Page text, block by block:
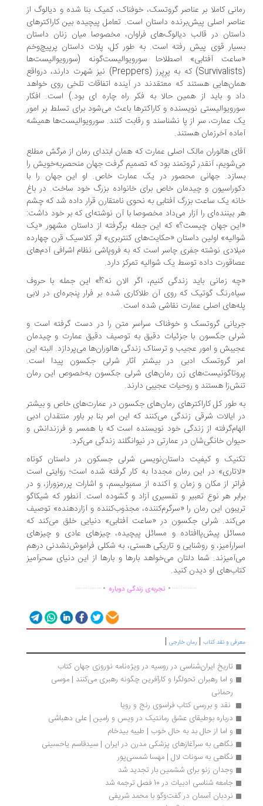
کاملا بر عناصر گروتسک، خوفناک، کمیک بنا شده و دیالوگ از
اصلی پیش‌برنده داستان است. تعامل پیچیده بین کاراکترهای
در قالب دیالوگ‌های فراوان، مخصوصا میان زنان داستان
قوی پیش رفته است. به طور کل، پلات داستان پرپیچ‌وخم
آفتابی» اصطلاحا سورویوالیست‌گونه (سورویوالیست‌‌ها
(Survivalists) که به پرِپِرز (Preppers) نیز شهرت دارند، درواقع
هستند که معتقدند در آینده اتفاقات تلخی روی خواهد
و باید از همین حالا به فکر راه چاره‌ ای بود.) است. افکار
نویسنده و کاراکترها باعث می‌شود برای تسلط بر امور
عمارت، سر از پا نشناسند و رقابت کنند. سورویوالیست‌ها همیشه
آخرزمان هستند.
هالوران مالک اصلی عمارت که همان ابتدای رمان از مرگش مطلع
آنقدر ثروتمند بود که تصمیم گرفت جهان منحصربه‌خویش را
جهانی محصور در یک عمارت خاص. او این جهان را با
و چیدمان خاص برای خانواده بزرگ خود ساخت. در باغ
یک ساعت بزرگ آفتابی به نحوی نامتقارن قرار داده شد که چشم
بیننده‌ای را آزار می‌داد مخصوصا با آن نوشته‌ای که بر خود داشت:
جهان چیست؟» که این جمله برگرفته از داستان مشهور «یک
اولین داستان «حکایت‌های کنتربری» اثر کلاسیک قرن چهارده
نوشته جفری چاسر است که به فروپاشی نظام اشرافی آدم‌های
داده توسط یک شوالیه تمرکز دارد.
زمانی باید زندگی کنیم، اگر الان نه؟!» این جمله با حروف
گوتیک که روی آن طلاکاری شده بر فرار پنجره‌ای در لابی
اصلی عمارت نقاشی شده است.
گروتسک و خوفناک سراسر متن را در دست گرفته است و
جکسون با جزئیات دقیق به توصیف دقیق عمارت و چیدمان
و امور عجیب و ترسناک زندگی هالوران‌ها می‌پردازد. البته این
گروتسک ادبی در بیشتر آثار شرلی جکسون پیدا است.
زن رمان‌های شرلی جکسون به‌خصوص این رمان
هستند و روحیات عجیبی دارند.
طور کل کاراکترهای رمان‌های جکسون در عمارت‌های خاص و بیشتر
ایالات شرقی زندگی می‌کنند که این امر بنا بر باور منتقدان ادبی
از زندگی خود نویسنده است که با همسر و فرزندانش و
خانگی‌شان در عمارتی در نیوانگلند زندگی می‌کرد.
و کیفیت داستان‌نویسی شرلی جسکون در داستان کوتاه
در این رمان مجددا به کار گرفته شده است؛ روایتی است
از مکان و زمان و آکنده از سمبولیسم، و اشارات پررمزوراز، و در
هر نوع تعبیر و تفسیری آزاد و گشوده است. آنطور که شیکاگو
این رمان را «سرگرم‌کننده، مجذوب‌کننده و آزاردهنده» توصیف
شرلی جکسون در «ساعت آفتابی» دنیایی خلق می‌کند که
پیش‌پاافتاده و مسائل پیچیده، چیزهای عادی و چیزهای
و روشنایی و تاریکی هستی، به شکلی فراموش‌نشدنی درهم
شما دلتان می‌خواهد بارها و بارها از این دنیای سحرآمیز
او دیدن کنید.
............... .تجربه‌ی زندگی دوباره ...............
و نقد کتاب|رمان خارجی|
تاریخ ایران‌شناسی در روسیه در ویژه‌نامه نوروزی جهان کتاب
و اما رهبران تحولگرا و کارآفرین چگونه رهبری می‌کنند | موسی
نقد و بررسی کتاب فراسوی رنج و رویا
درباره بوطیقای عشق رمانتیک در ویس و رامین | علی دهباشی
و اما از حال بد به حال خوب | طیبه بیدخام
نگاهی به سرآغازهای پزشکی مدرن در ایران | سیدقاسم یاحسینی
نگاهی به سونات لال | مهسا شمسی‌پور
وجدان زنو برای ششمین بار تجدید شد
جامعه شناسی ادبیات در 10 فصل ترجمه شد
نردبان آسمان در گفت‌وگو با محمد شریفی